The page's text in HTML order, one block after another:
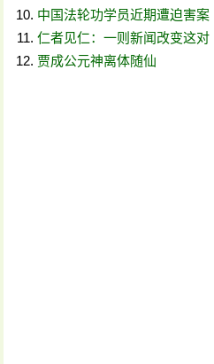
中国法轮功学员近期遭迫害案
仁者见仁：一则新闻改变这对
贾成公元神离体随仙